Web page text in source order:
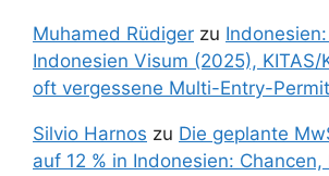
Muhamed Rüdiger zu
Indonesien Visum (2025), KITAS/
oft vergessene Multi-Entry-Permit
Silvio Harnos zu Die geplante
auf 12 % in Indonesien: Chancen,